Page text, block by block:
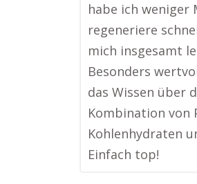
habe ich weniger
regeneriere
mich insgesamt
Besonders
das Wissen über
Kombination von
Kohlenhydraten
Einfach top!